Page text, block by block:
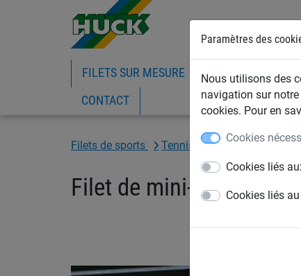
Paramètres des
Nous utilisons des
navigation sur
cookies. Pour en
Cookies
Cookies liés
Cookies liés
FILETS SUR MESURE FILETS DE
CONTACT
Filets de sports Tennis Filets de mini
Filet de mini-tennis